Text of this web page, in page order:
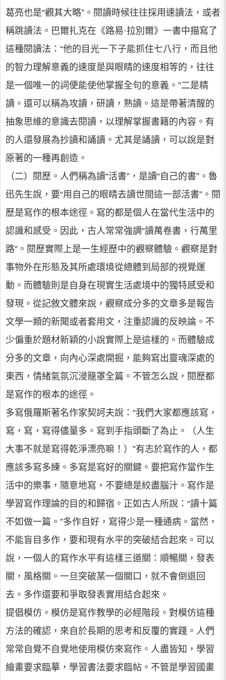
葛亮也是“觀其大略”。閱讀時候往往採用速讀法，或者
稱跳讀法。巴爾扎克在《路易·拉別爾》一書中描寫了
這種閱讀法：“他的目光一下子能抓住七八行，而且他
的智力理解意義的速度是與眼睛的速度相等的，往往
是一個唯一的詞便能使他掌握全句的意義。”二是精
讀。還可以稱為攻讀，研讀，熟讀。這是帶著清醒的
抽象思維的意識去閱讀，以理解掌握書籍的內容。有
的人還發展為抄讀和誦讀。尤其是誦讀，可以說是對
原著的一種再創造。
（二）閱歷。人們稱為讀“活書”，是讀“自己的書”。魯
迅先生說，要“用自己的眼睛去讀世間這一部活書”。閱
歷是寫作的根本途徑。寫的都是個人在當代生活中的
認識和感受。因此，古人常常強調“讀萬卷書，行萬里
路”。閱歷實際上是一生經歷中的觀察體驗。觀察是對
事物外在形態及其所處環境從總體到局部的視覺運
動。而體驗則是自身在現實生活處境中的獨特感受和
發現。從記敘文體來說，觀察成分多的文章多是報告
文學一類的新聞或者套用文，注重認識的反映論。不
少偏重於題材新穎的小說實際上是這樣的。而體驗成
分多的文章，向內心深處開掘，能夠寫出靈魂深處的
東西，情緒氣氛沉浸籠罩全篇。不管怎么說，閱歷都
是寫作的根本的途徑。
多寫俄羅斯著名作家契訶夫說：“我們大家都應該寫，
寫，寫，寫得儘量多。寫到手指頭斷了為止。（人生
大事不就是寫得乾淨漂亮嘛！）”有志於寫作的人，都
應該多寫多練。多寫是寫好的關鍵。要把寫作當作生
活中的樂事，隨意地寫，不要總是絞盡腦汁。寫作是
學習寫作理論的目的和歸宿。正如古人所說：“讀十篇
不如做一篇。”多作自好，寫得少是一種通病。當然，
不能盲目多作，要和現有水平的突破結合起來。可以
說，一個人的寫作水平有這樣三道關：順暢關，發表
關，風格關。一旦突破某一個關口，就不會倒退回
去。多作還要和爭取發表實用結合起來。
提倡模仿。模仿是寫作教學的必經階段。對模仿這種
方法的確認，來自於長期的思考和反覆的實踐。人們
常常自覺不自覺地使用模仿來寫作。人盡皆知，學習
繪畫要求臨摹，學習書法要求臨帖。不管是學習國畫